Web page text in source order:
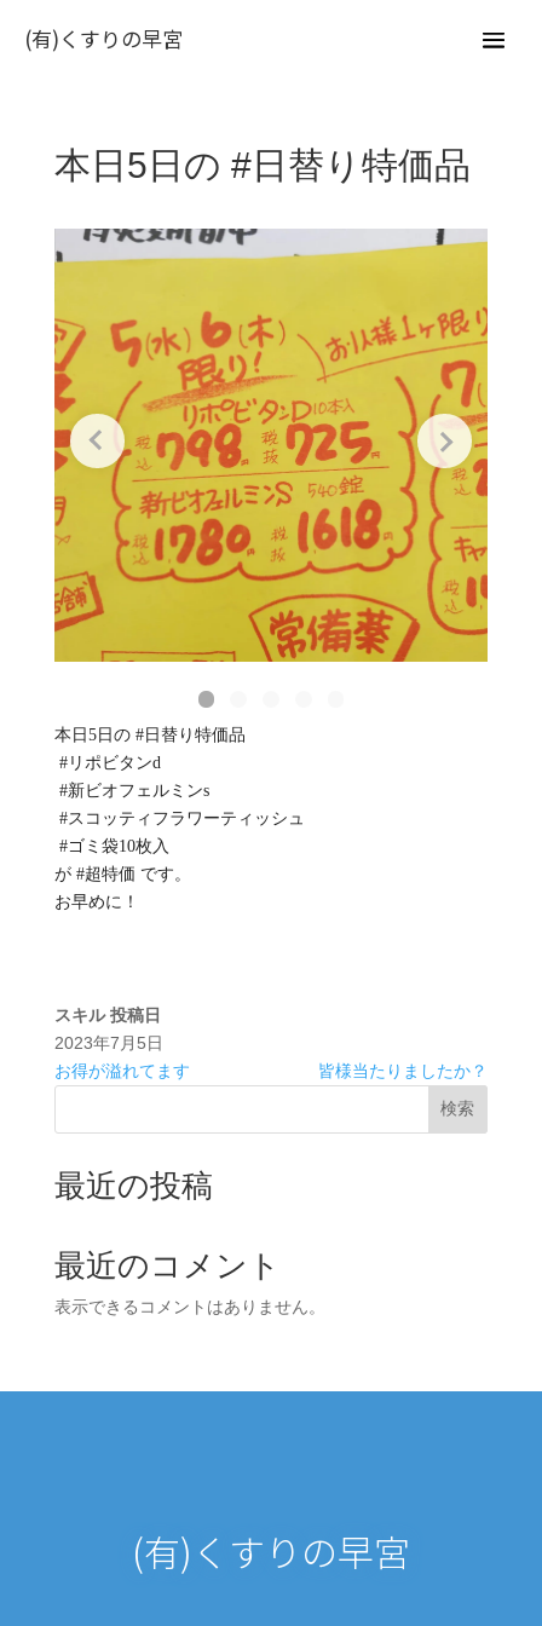
(有)くすりの早宮
本日5日の #日替り特価品 ⁡
本日5日の #日替り特価品 ⁡
⁡ #リポビタンd ⁡
⁡ #新ビオフェルミンs ⁡
⁡ #スコッティフラワーティッシュ ⁡
⁡ #ゴミ袋10枚入 ⁡
⁡が #超特価 です。⁡
⁡お早めに！
スキル 投稿日
2023年7月5日
お得が溢れてます
皆様当たりましたか？⁡
検索
最近の投稿
最近のコメント
表示できるコメントはありません。
(有)くすりの早宮